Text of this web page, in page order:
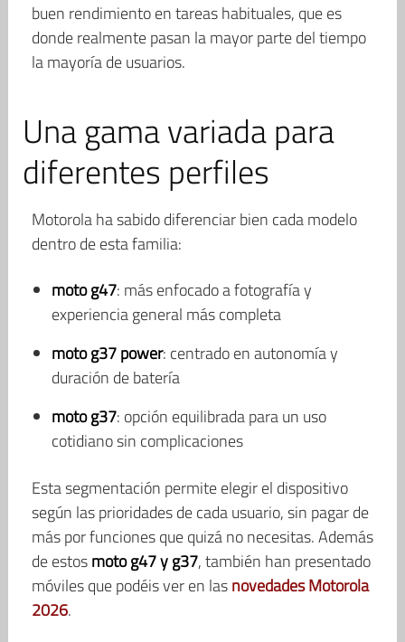
buen rendimiento en tareas habituales, que es
donde realmente pasan la mayor parte del tiempo
la mayoría de usuarios.
Una gama variada para
diferentes perfiles
Motorola ha sabido diferenciar bien cada modelo
dentro de esta familia:
moto g47: más enfocado a fotografía y
experiencia general más completa
moto g37 power: centrado en autonomía y
duración de batería
moto g37: opción equilibrada para un uso
cotidiano sin complicaciones
Esta segmentación permite elegir el dispositivo
según las prioridades de cada usuario, sin pagar de
más por funciones que quizá no necesitas. Además
de estosmoto g47 y g37, también han presentado
móviles que podéis ver en lasnovedades Motorola
2026.